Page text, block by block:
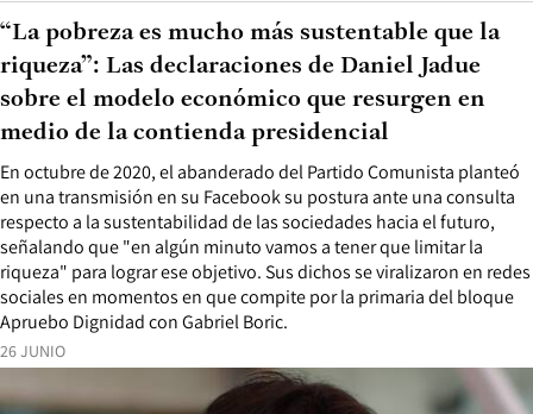
26 JUNIO
En octubre de 2020, el abanderado del Partido Comunista planteó
en una transmisión en su Facebook su postura ante una consulta
respecto a la sustentabilidad de las sociedades hacia el futuro,
señalando que "en algún minuto vamos a tener que limitar la
riqueza" para lograr ese objetivo. Sus dichos se viralizaron en redes
sociales en momentos en que compite por la primaria del bloque
Apruebo Dignidad con Gabriel Boric.
“La pobreza es mucho más sustentable que la
riqueza”: Las declaraciones de Daniel Jadue
sobre el modelo económico que resurgen en
medio de la contienda presidencial